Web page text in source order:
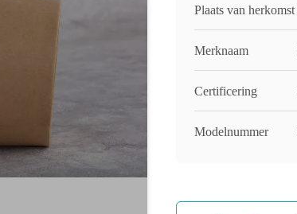
Plaats van herkomst
Merknaam
Certificering
Modelnummer